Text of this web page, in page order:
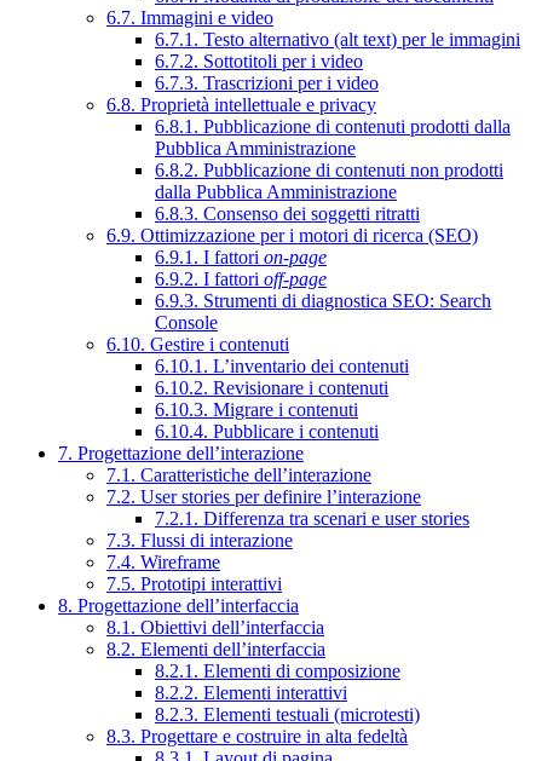
6.7. Immagini e video
6.7.1. Testo alternativo (alt text) per le immagini
6.7.2. Sottotitoli per i video
6.7.3. Trascrizioni per i video
6.8. Proprietà intellettuale e privacy
6.8.1. Pubblicazione di contenuti prodotti dalla
Pubblica Amministrazione
6.8.2. Pubblicazione di contenuti non prodotti
dalla Pubblica Amministrazione
6.8.3. Consenso dei soggetti ritratti
6.9. Ottimizzazione per i motori di ricerca (SEO)
6.9.1. I fattori on-page
6.9.2. I fattori off-page
6.9.3. Strumenti di diagnostica SEO: Search
Console
6.10. Gestire i contenuti
6.10.1. L’inventario dei contenuti
6.10.2. Revisionare i contenuti
6.10.3. Migrare i contenuti
6.10.4. Pubblicare i contenuti
7. Progettazione dell’interazione
7.1. Caratteristiche dell’interazione
7.2. User stories per definire l’interazione
7.2.1. Differenza tra scenari e user stories
7.3. Flussi di interazione
7.4. Wireframe
7.5. Prototipi interattivi
8. Progettazione dell’interfaccia
8.1. Obiettivi dell’interfaccia
8.2. Elementi dell’interfaccia
8.2.1. Elementi di composizione
8.2.2. Elementi interattivi
8.2.3. Elementi testuali (microtesti)
8.3. Progettare e costruire in alta fedeltà